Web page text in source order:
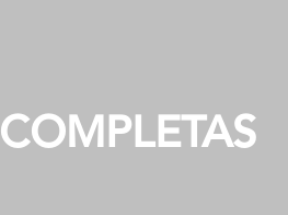
COMPLETAS